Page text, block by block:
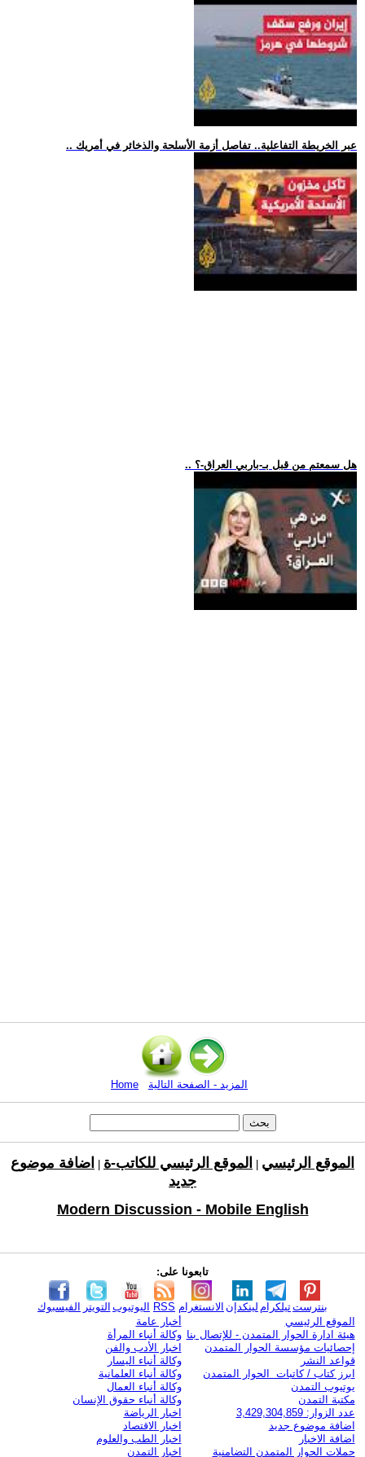
.. عبر الخريطة التفاعلية.. تفاصل أزمة الأسلحة والذخائر في أمريك
.. هل سمعتم من قبل بـ-باربي العراق-؟
Home المزيد - الصفحة التالية
الموقع الرئيسي الموقع الرئيسي للكاتب-ة
اضافة موضوع
جديد
Modern Discussion - Mobile English
تابعونا على:
الفيسبوك التويتر اليوتيوب RSS الانستغرام لينكدإن تيلكرامبنترست
الموقع الرئيسي
هيئة ادارة الحوار المتمدن - للإتصال بنا
إحصائيات مؤسسة الحوار المتمدن
قواعد النشر
ابرز كتاب / كاتبات الحوار المتمدن
يوتيوب التمدن
مكتبة التمدن
عدد الزوار: 3,429,304,859
اضافة موضوع جديد
اضافة الاخبار
حملات الحوار المتمدن التضامنية
أخبار عامة
وكالة أنباء المرأة
اخبار الأدب والفن
وكالة أنباء اليسار
وكالة أنباء العلمانية
وكالة أنباء العمال
وكالة أنباء حقوق الإنسان
اخبار الرياضة
اخبار الاقتصاد
اخبار الطب والعلوم
اخبار التمدن